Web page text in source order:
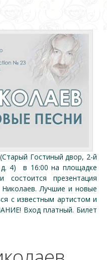
Гостиный двор, 2-й
4) в 16:00 на площадке
презентация
Лучшие и новые
с известным артистом и
Вход платный. Билет